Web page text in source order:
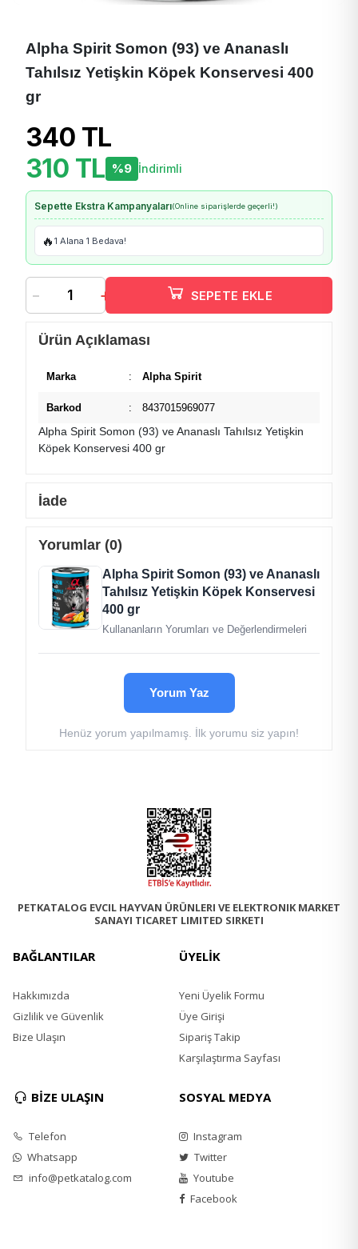
Alpha Spirit Somon (93) ve Ananaslı
Tahılsız Yetişkin Köpek Konservesi 400
gr
340 TL
310 TL %9 İndirimli
Sepette Ekstra Kampanyaları(Online siparişlerde geçerli!)
🔥 1 Alana 1 Bedava!
- + SEPETE EKLE
Ürün Açıklaması
Marka : Alpha Spirit
Barkod : 8437015969077
Alpha Spirit Somon (93) ve Ananaslı Tahılsız Yetişkin
Köpek Konservesi 400 gr
İade
Yorumlar (0)
Alpha Spirit Somon (93) ve Ananaslı
Tahılsız Yetişkin Köpek Konservesi
400 gr
Kullananların Yorumları ve Değerlendirmeleri
Yorum Yaz
Henüz yorum yapılmamış. İlk yorumu siz yapın!
PETKATALOG EVCIL HAYVAN ÜRÜNLERI VE ELEKTRONIK MARKET
SANAYI TICARET LIMITED SIRKETI
BAĞLANTILAR
Hakkımızda
Gizlilik ve Güvenlik
Bize Ulaşın
ÜYELİK
Yeni Üyelik Formu
Üye Girişi
Sipariş Takip
Karşılaştırma Sayfası
BİZE ULAŞIN
Telefon
Whatsapp
info@petkatalog.com
SOSYAL MEDYA
Instagram
Twitter
Youtube
Facebook